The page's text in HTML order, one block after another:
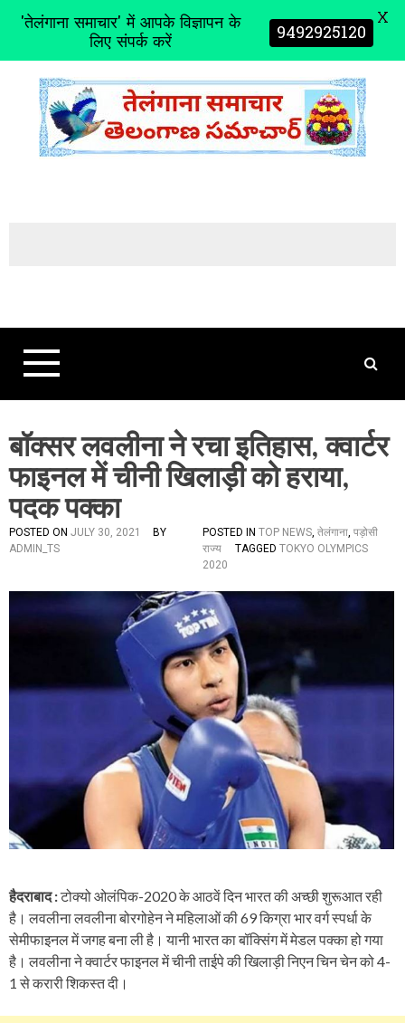
t
बॉक्सर लवलीना ने रचा इतिहास, क्वार्टर
फाइनल में चीनी खिलाड़ी को हराया,
पदक पक्का
POSTED ON JULY 30, 2021
BY
ADMIN_TS
POSTED IN TOP NEWS, तेलंगाना, पड़ोसी
राज्य
TAGGED TOKYO OLYMPICS
2020
हैदराबाद :टोक्यो ओलंपिक-2020 के आठवें दिन भारत की अच्छी शुरूआत रही
है। लवलीना लवलीना बोरगोहेन ने महिलाओं की 69 किग्रा भार वर्ग स्पर्धा के
सेमीफाइनल में जगह बना ली है। यानी भारत का बॉक्सिंग में मेडल पक्का हो गया
है। लवलीना ने क्वार्टर फाइनल में चीनी ताईपे की खिलाड़ी निएन चिन चेन को 4-
1 से करारी शिकस्त दी।
'तेलंगाना समाचार' में आपके विज्ञापन के
लिए संपर्क करें 9492925120 X